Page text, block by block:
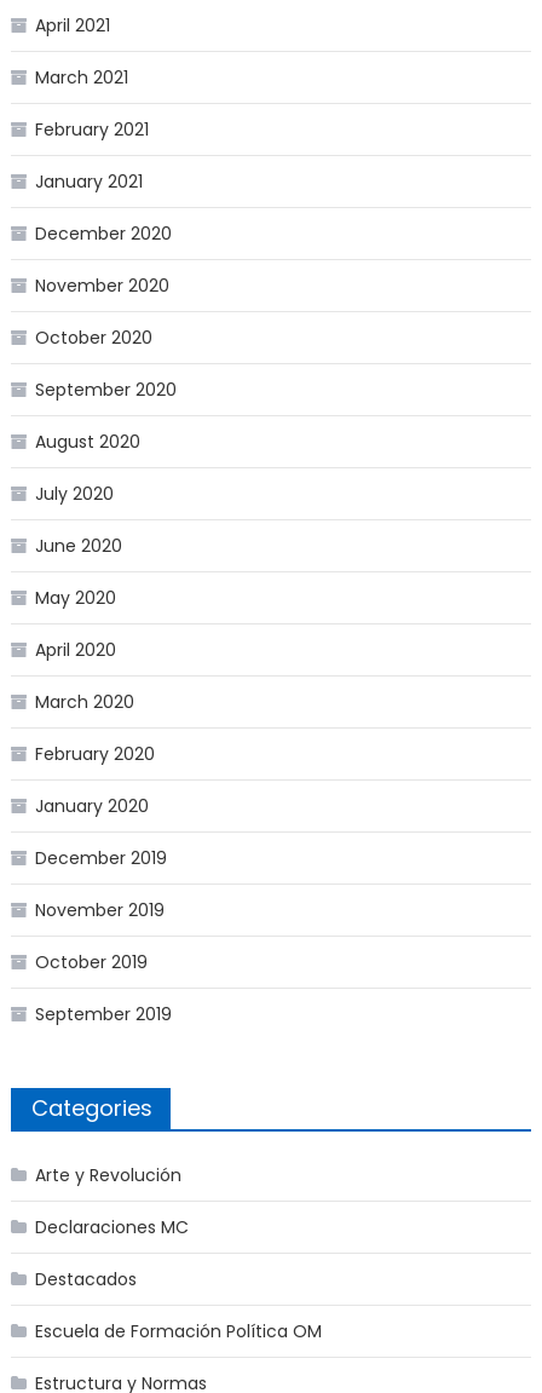
April 2021
March 2021
February 2021
January 2021
December 2020
November 2020
October 2020
September 2020
August 2020
July 2020
June 2020
May 2020
April 2020
March 2020
February 2020
January 2020
December 2019
November 2019
October 2019
September 2019
Categories
Arte y Revolución
Declaraciones MC
Destacados
Escuela de Formación Política OM
Estructura y Normas